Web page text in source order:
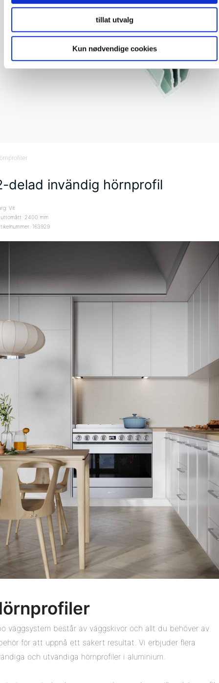
tillat utvalg
Kun nødvendige cookies
delad invändig hörnprofil
Vit
2400 mm
163929
väggsystem består av väggskivor och allt du behöver av
för att uppnå ett säkert resultat. Vi erbjuder flera
och utvändiga hörnprofiler i aluminium.